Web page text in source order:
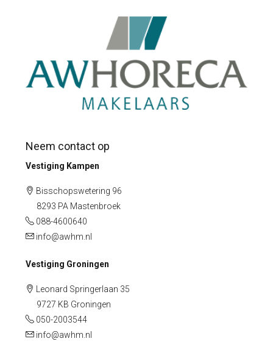
Neem contact op
Vestiging Kampen
Bisschopswetering 96
8293 PA Mastenbroek
088-4600640
info@awhm.nl
Vestiging Groningen
Leonard Springerlaan 35
9727 KB Groningen
050-2003544
info@awhm.nl